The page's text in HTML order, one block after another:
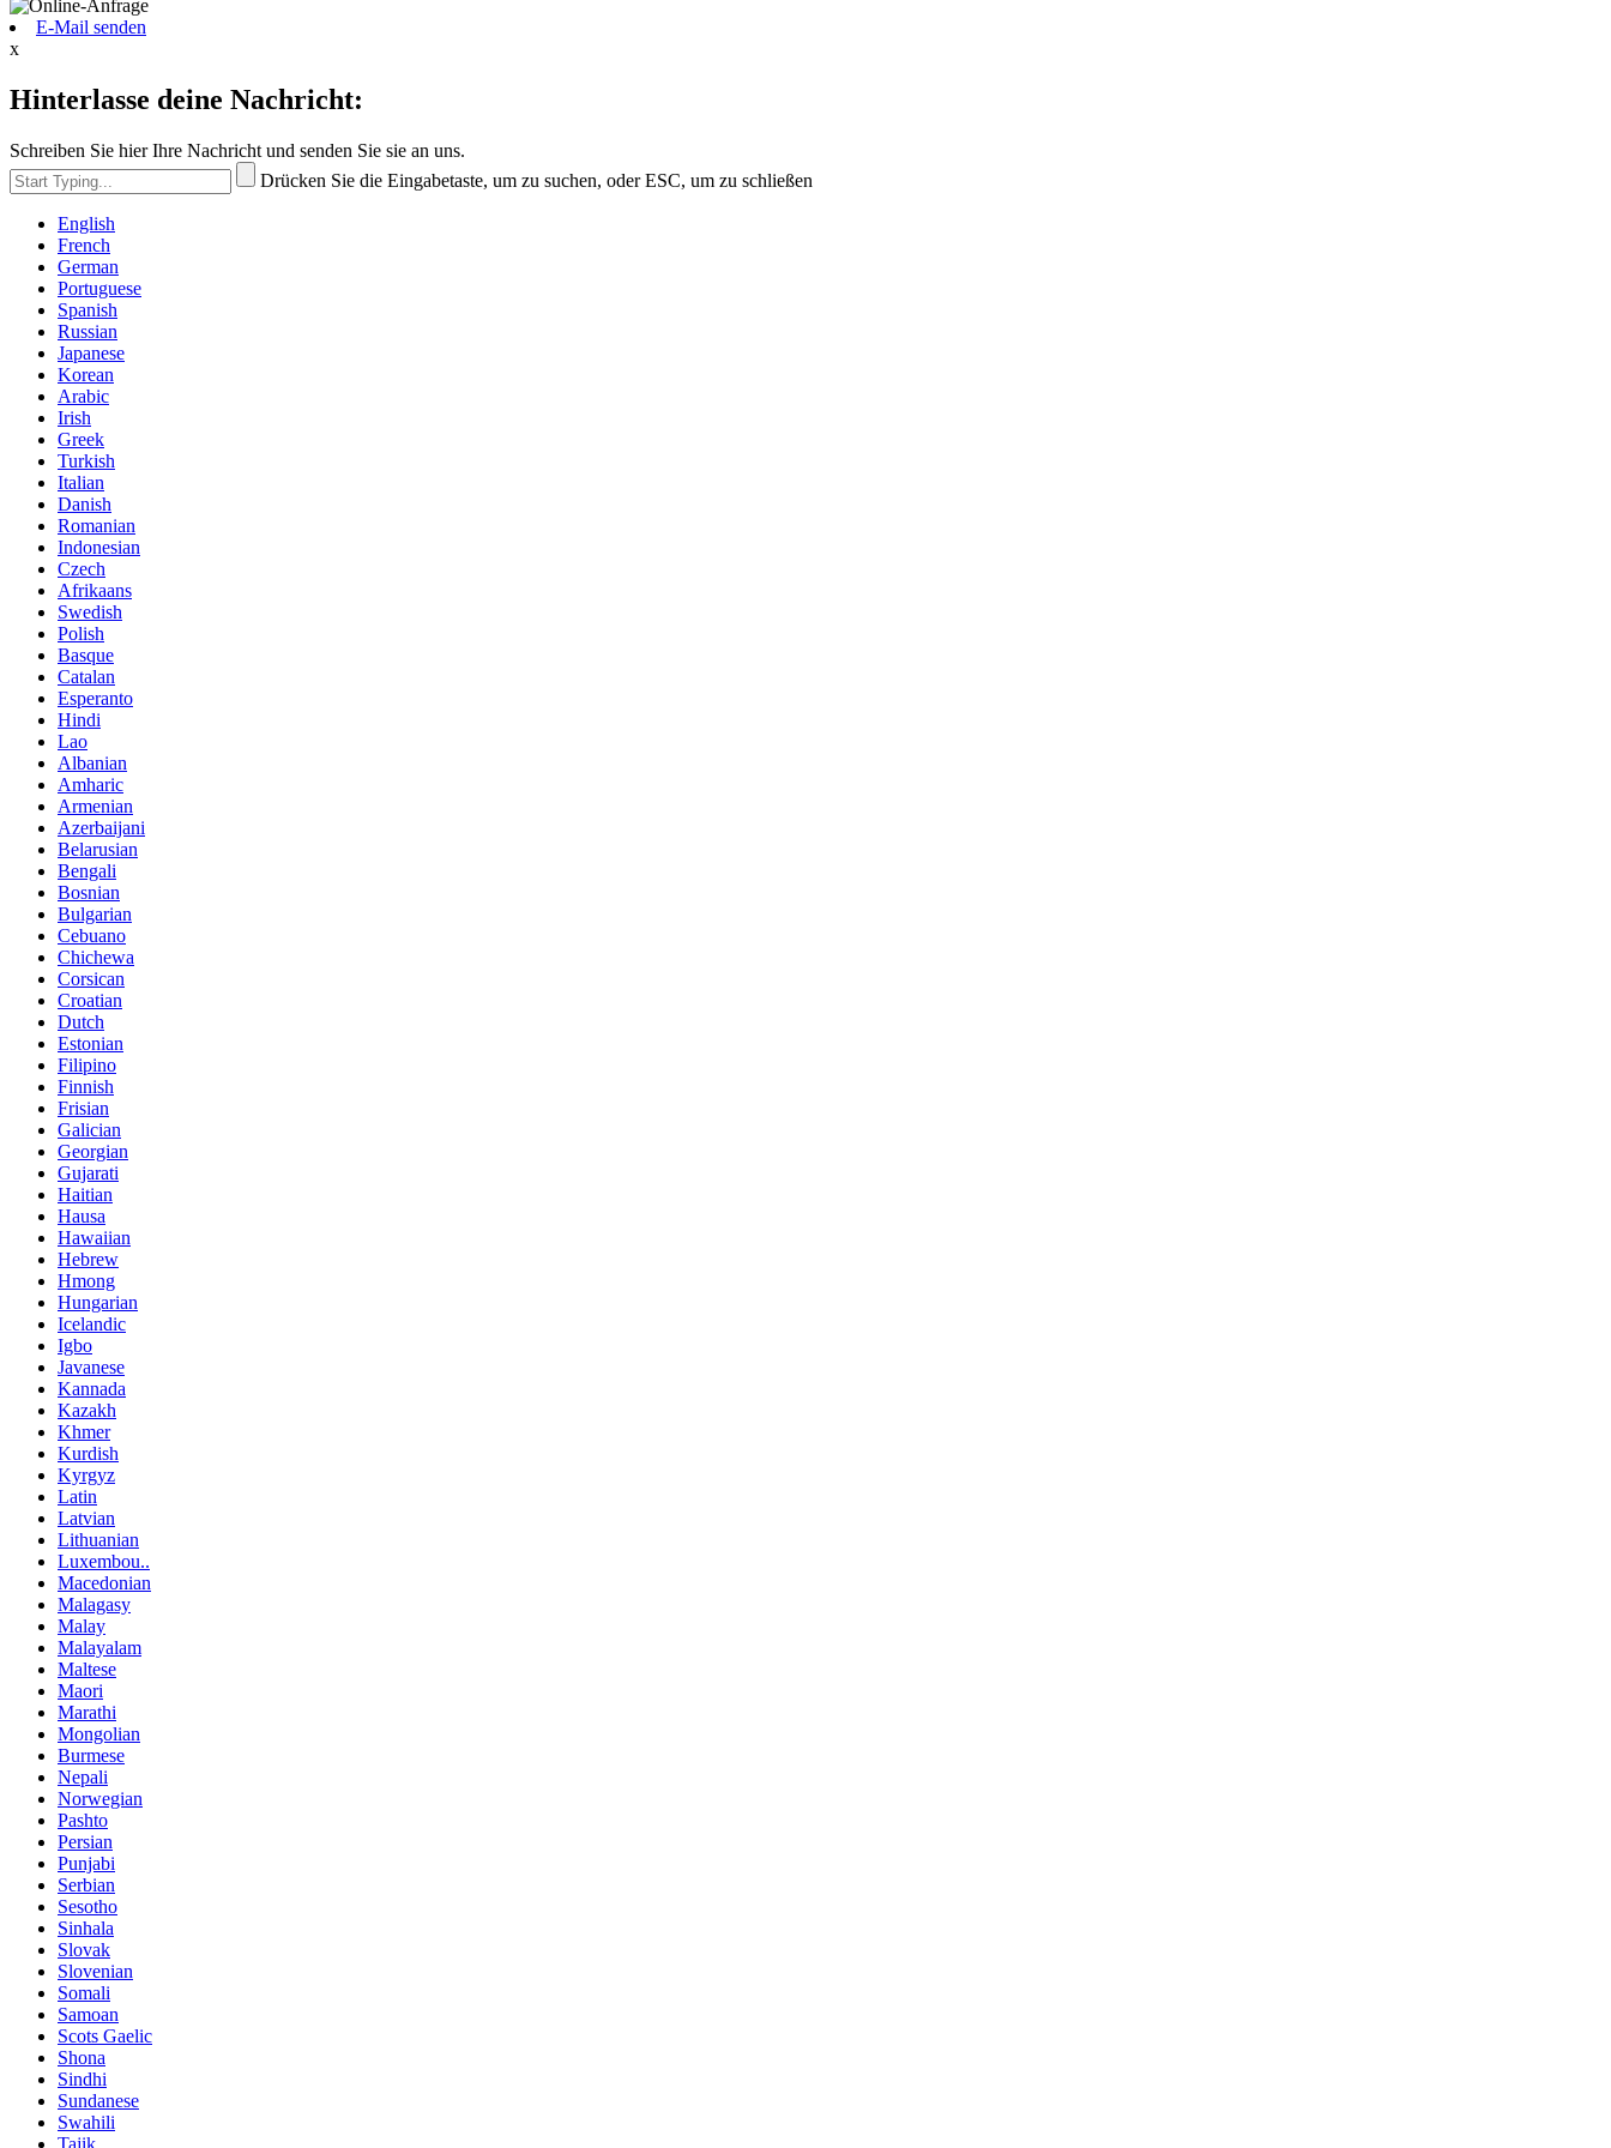
E-Mail senden
x
Hinterlasse deine Nachricht:
Schreiben Sie hier Ihre Nachricht und senden Sie sie an uns.
Drücken Sie die Eingabetaste, um zu suchen, oder ESC, um zu schließen
English
French
German
Portuguese
Spanish
Russian
Japanese
Korean
Arabic
Irish
Greek
Turkish
Italian
Danish
Romanian
Indonesian
Czech
Afrikaans
Swedish
Polish
Basque
Catalan
Esperanto
Hindi
Lao
Albanian
Amharic
Armenian
Azerbaijani
Belarusian
Bengali
Bosnian
Bulgarian
Cebuano
Chichewa
Corsican
Croatian
Dutch
Estonian
Filipino
Finnish
Frisian
Galician
Georgian
Gujarati
Haitian
Hausa
Hawaiian
Hebrew
Hmong
Hungarian
Icelandic
Igbo
Javanese
Kannada
Kazakh
Khmer
Kurdish
Kyrgyz
Latin
Latvian
Lithuanian
Luxembou..
Macedonian
Malagasy
Malay
Malayalam
Maltese
Maori
Marathi
Mongolian
Burmese
Nepali
Norwegian
Pashto
Persian
Punjabi
Serbian
Sesotho
Sinhala
Slovak
Slovenian
Somali
Samoan
Scots Gaelic
Shona
Sindhi
Sundanese
Swahili
Tajik